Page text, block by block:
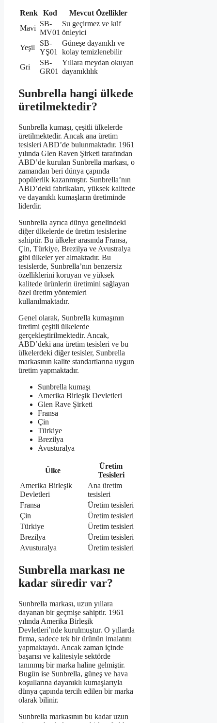
Renk Kod
Mevcut Özellikler
Mavi
SB-
MV01
Su geçirmez ve küf
önleyici
Yeşil
SB-
YŞ01
Güneşe dayanıklı ve
kolay temizlenebilir
Gri
SB-
GR01
Yıllara meydan okuyan
dayanıklılık
Sunbrella hangi ülkede
üretilmektedir?
Sunbrella kumaşı, çeşitli ülkelerde
üretilmektedir. Ancak ana üretim
tesisleri ABD’de bulunmaktadır. 1961
yılında Glen Raven Şirketi tarafından
ABD’de kurulan Sunbrella markası, o
zamandan beri dünya çapında
popülerlik kazanmıştır. Sunbrella’nın
ABD’deki fabrikaları, yüksek kalitede
ve dayanıklı kumaşların üretiminde
liderdir.
Sunbrella ayrıca dünya genelindeki
diğer ülkelerde de üretim tesislerine
sahiptir. Bu ülkeler arasında Fransa,
Çin, Türkiye, Brezilya ve Avustralya
gibi ülkeler yer almaktadır. Bu
tesislerde, Sunbrella’nın benzersiz
özelliklerini koruyan ve yüksek
kalitede ürünlerin üretimini sağlayan
özel üretim yöntemleri
kullanılmaktadır.
Genel olarak, Sunbrella kumaşının
üretimi çeşitli ülkelerde
gerçekleştirilmektedir. Ancak,
ABD’deki ana üretim tesisleri ve bu
ülkelerdeki diğer tesisler, Sunbrella
markasının kalite standartlarına uygun
üretim yapmaktadır.
Sunbrella kumaşı
Amerika Birleşik Devletleri
Glen Rave Şirketi
Fransa
Çin
Türkiye
Brezilya
Avusturalya
Ülke
Üretim
Tesisleri
Amerika Birleşik
Devletleri
Ana üretim
tesisleri
Fransa
Üretim tesisleri
Çin
Üretim tesisleri
Türkiye
Üretim tesisleri
Brezilya
Üretim tesisleri
Avusturalya
Üretim tesisleri
Sunbrella markası ne
kadar süredir var?
Sunbrella markası, uzun yıllara
dayanan bir geçmişe sahiptir. 1961
yılında Amerika Birleşik
Devletleri’nde kurulmuştur. O yıllarda
firma, sadece tek bir ürünün imalatını
yapmaktaydı. Ancak zaman içinde
başarısı ve kalitesiyle sektörde
tanınmış bir marka haline gelmiştir.
Bugün ise Sunbrella, güneş ve hava
koşullarına dayanıklı kumaşlarıyla
dünya çapında tercih edilen bir marka
olarak bilinir.
Sunbrella markasının bu kadar uzun